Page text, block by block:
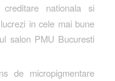
nationala si
in cele mai bune
salon PMU Bucuresti
de micropigmentare